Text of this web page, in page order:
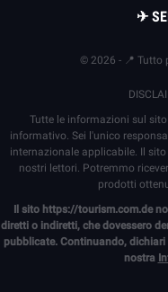
✈
© 2026 - 📍 Tutto
Tutte le informazioni sul sito
informativo. Sei l'unico
internazionale applicabile. Il
nostri lettori. Potremmo
prodotti
Il sito https://tourism.com.de
diretti o indiretti, che dovessero
pubblicate. Continuando,
nostra